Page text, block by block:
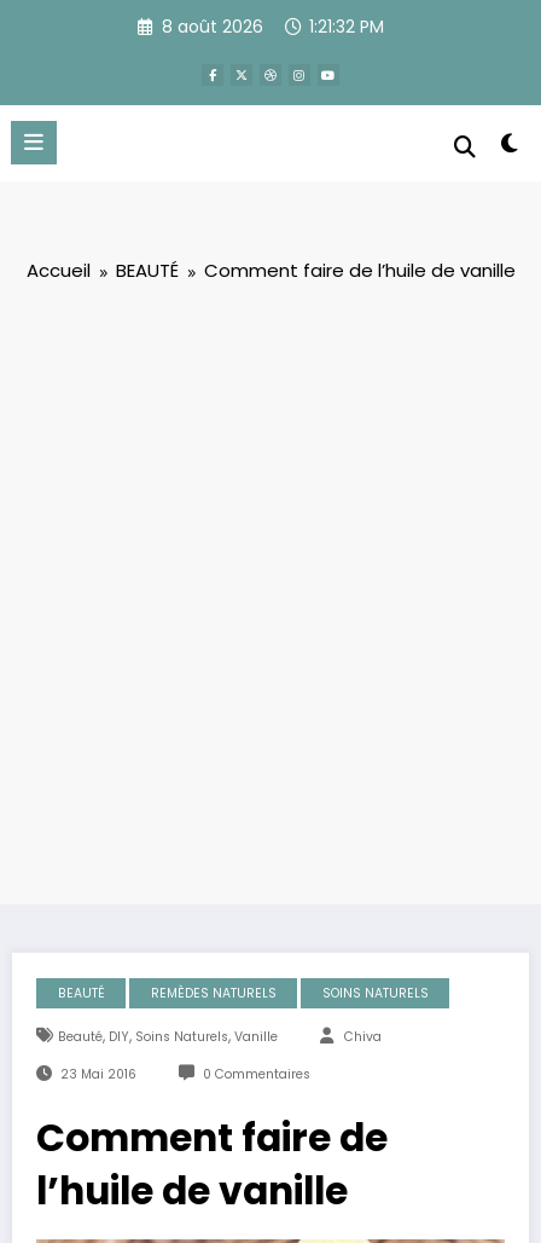
8 août 2026 1:21:32 PM
Accueil BEAUTÉ Comment faire de l’huile de vanille
BEAUTÉ REMÈDES NATURELS SOINS NATURELS
Beauté, DIY, Soins Naturels, Vanille Chiva
23 Mai 2016 0 Commentaires
Comment faire de
l’huile de vanille